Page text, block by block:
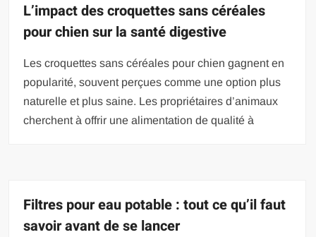
L’impact des croquettes sans céréales
pour chien sur la santé digestive
Les croquettes sans céréales pour chien gagnent en
popularité, souvent perçues comme une option plus
naturelle et plus saine. Les propriétaires d’animaux
cherchent à offrir une alimentation de qualité à
Filtres pour eau potable : tout ce qu’il faut
savoir avant de se lancer